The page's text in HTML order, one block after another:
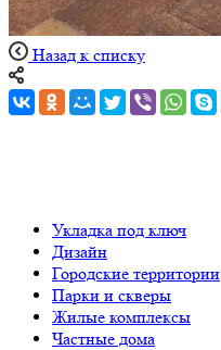
Назад к списку
Укладка под ключ
Дизайн
Городские территории
Парки и скверы
Жилые комплексы
Частные дома